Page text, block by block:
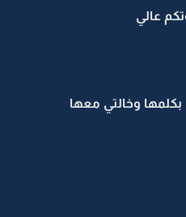
عالي
بكلمها وخالتي معها